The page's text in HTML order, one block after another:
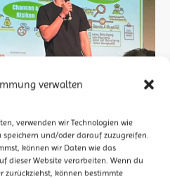
verwalten
verwenden wir Technologien wie
speichern und/oder darauf zuzugreifen.
können wir Daten wie das
dieser Website verarbeiten. Wenn du
zurückziehst, können bestimmte